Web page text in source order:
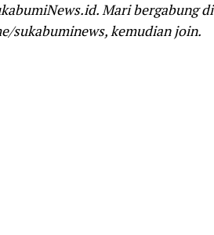
Mari bergabung di
sukabuminews, kemudian join.